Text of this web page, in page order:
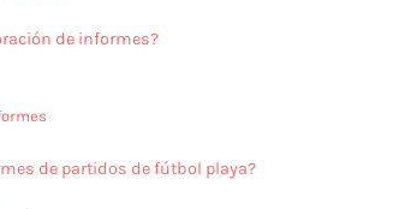
de informes?
de partidos de fútbol playa?